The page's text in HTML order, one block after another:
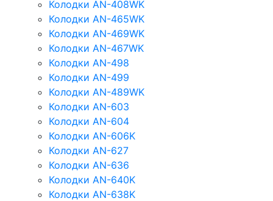
Колодки AN-408WK
Колодки AN-465WK
Колодки AN-469WK
Колодки AN-467WK
Колодки AN-498
Колодки AN-499
Колодки AN-489WK
Колодки AN-603
Колодки AN-604
Колодки AN-606K
Колодки AN-627
Колодки AN-636
Колодки AN-640K
Колодки AN-638K